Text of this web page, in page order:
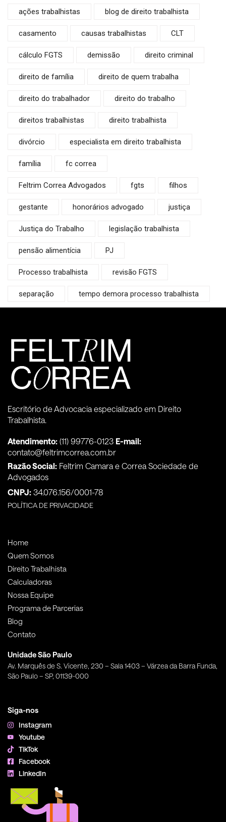
ações trabalhistas blog de direito trabalhista
casamento causas trabalhistas CLT
cálculo FGTS demissão direito criminal
direito de família direito de quem trabalha
direito do trabalhador direito do trabalho
direitos trabalhistas direito trabalhista
divórcio especialista em direito trabalhista
família fc correa
Feltrim Correa Advogados fgts filhos
gestante honorários advogado justiça
Justiça do Trabalho legislação trabalhista
pensão alimentícia PJ
Processo trabalhista revisão FGTS
separação tempo demora processo trabalhista
Escritório de Advocacia especializado em Direito
Trabalhista.
Atendimento: (11) 99776-0123 E-mail:
contato@feltrimcorrea.com.br
Razão Social: Feltrim Camara e Correa Sociedade de
Advogados
CNPJ: 34.076.156/0001-78
POLÍTICA DE PRIVACIDADE
Home
Quem Somos
Direito Trabalhista
Calculadoras
Nossa Equipe
Programa de Parcerias
Blog
Contato
Unidade São Paulo
Av. Marquês de S. Vicente, 230 – Sala 1403 – Várzea da Barra Funda,
São Paulo – SP, 01139-000
Siga-nos
Instagram
Youtube
TikTok
Facebook
LinkedIn